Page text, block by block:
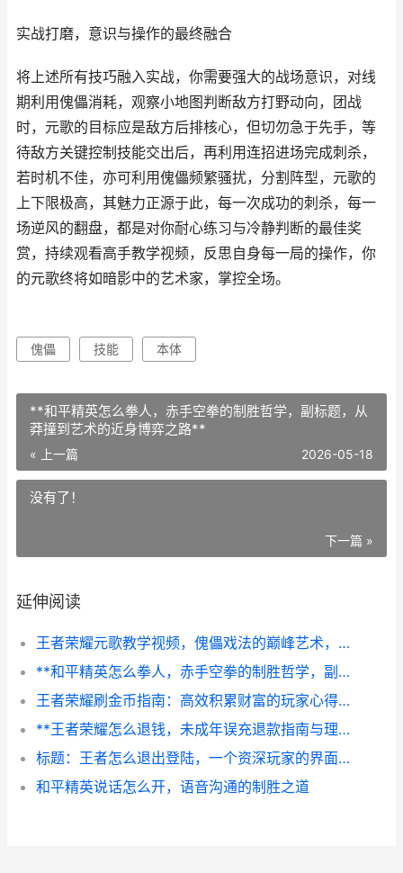
实战打磨，意识与操作的最终融合
将上述所有技巧融入实战，你需要强大的战场意识，对线
期利用傀儡消耗，观察小地图判断敌方打野动向，团战
时，元歌的目标应是敌方后排核心，但切勿急于先手，等
待敌方关键控制技能交出后，再利用连招进场完成刺杀，
若时机不佳，亦可利用傀儡频繁骚扰，分割阵型，元歌的
上下限极高，其魅力正源于此，每一次成功的刺杀，每一
场逆风的翻盘，都是对你耐心练习与冷静判断的最佳奖
赏，持续观看高手教学视频，反思自身每一局的操作，你
的元歌终将如暗影中的艺术家，掌控全场。
傀儡 技能 本体
**和平精英怎么拳人，赤手空拳的制胜哲学，副标题，从
莽撞到艺术的近身博弈之路**
« 上一篇 2026-05-18
没有了！
下一篇 »
延伸阅读
王者荣耀元歌教学视频，傀儡戏法的巅峰艺术，副标题，从入门到精通的丝滑连招指南
**和平精英怎么拳人，赤手空拳的制胜哲学，副标题，从莽撞到艺术的近身博弈之路**
王者荣耀刷金币指南：高效积累财富的玩家心得副标题：策略与耐心并重的资源规划之道
**王者荣耀怎么退钱，未成年误充退款指南与理性消费反思**
标题：王者怎么退出登陆，一个资深玩家的界面沉思与操作哲学
和平精英说话怎么开，语音沟通的制胜之道